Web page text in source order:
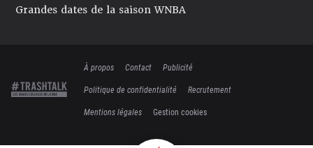
Grandes dates de la saison WNBA
À propos Contact
Publicité
Politique de confidentialité
Recrutement
Mentions légales
Gestion cookies